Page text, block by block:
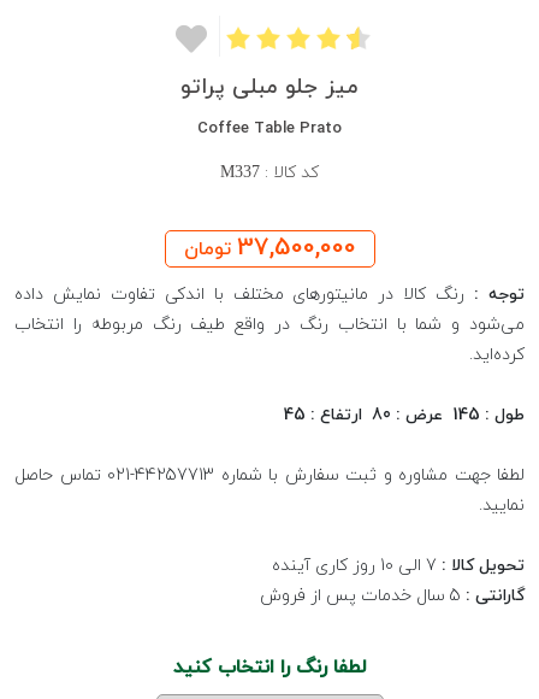
میز جلو مبلی پراتو
Coffee Table Prato
کد کالا : M337
37,500,000 تومان
توجه : رنگ کالا در مانیتورهای مختلف با اندکی تفاوت نمایش داده
می‌شود و شما با انتخاب رنگ در واقع طیف رنگ مربوطه را انتخاب
کرده‌اید.
طول : 145 عرض : 80 ارتفاع : 45
لطفا جهت مشاوره و ثبت سفارش با شماره 44257713-021 تماس حاصل
نمایید.
تحویل کالا :
گارانتی :
لطفا رنگ را انتخاب کنید